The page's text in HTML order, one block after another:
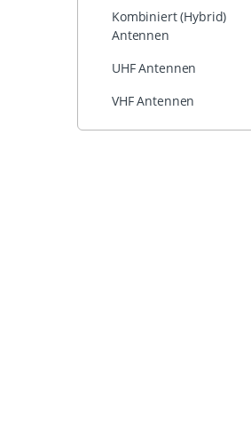
Kombiniert (Hybrid)
Antennen
UHF Antennen
VHF Antennen